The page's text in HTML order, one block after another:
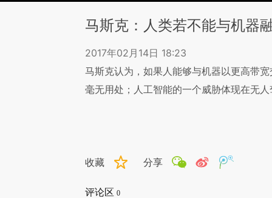
马斯克：人类若不能与机器
2017年02月14日 18:23
马斯克认为，如果人能够与机器以更高带
毫无用处；人工智能的一个威胁体现在无
收藏 分享
评论区 0